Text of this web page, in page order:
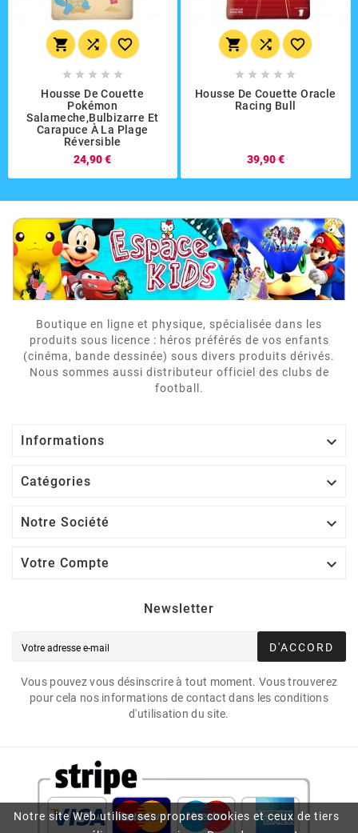
Notre site Web utilise ses propres cookies et ceux de tiers
  
    
Housse De Couette
Pokémon
Salameche,bulbizarre Et
Carapuce À La Plage
Réversible
24,90 €
  
    
Housse De Couette Oracle
Racing Bull
39,90 €
Boutique en ligne et physique, spécialisée dans les
produits sous licence : héros préférés de vos enfants
(cinéma, bande dessinée) sous divers produits dérivés.
Nous sommes aussi distributeur officiel des clubs de
football.
Informations 
Catégories 
Notre Société 
Votre Compte 
Newsletter
D'ACCORD
Vous pouvez vous désinscrire à tout moment. Vous trouverez
pour cela nos informations de contact dans les conditions
d'utilisation du site.